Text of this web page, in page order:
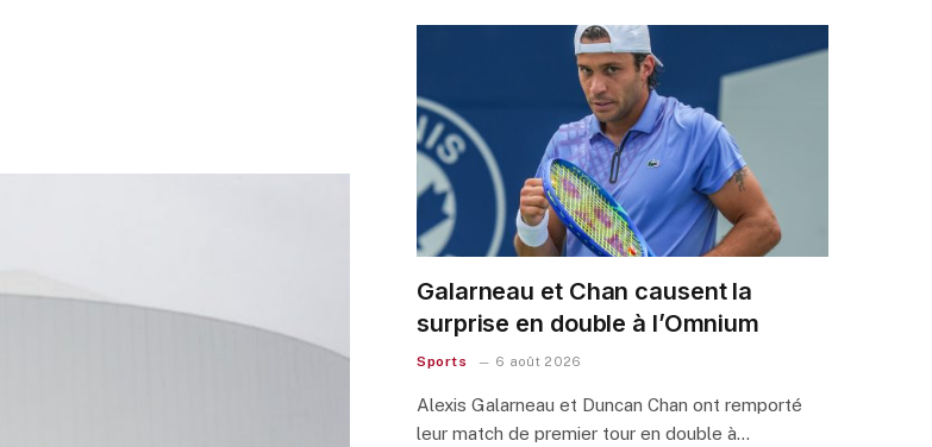
Galarneau et Chan causent la
surprise en double à l’Omnium
Sports 6 août 2026
Alexis Galarneau et Duncan Chan ont remporté
leur match de premier tour en double à…